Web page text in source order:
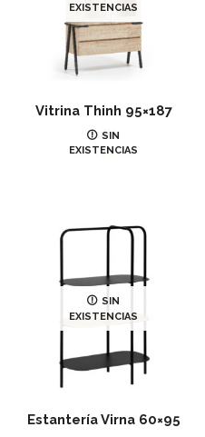
EXISTENCIAS
Vitrina Thinh 95×187
Juliá
€1,199.00
SIN
EXISTENCIAS
SIN
EXISTENCIAS
Estantería Virna 60×95